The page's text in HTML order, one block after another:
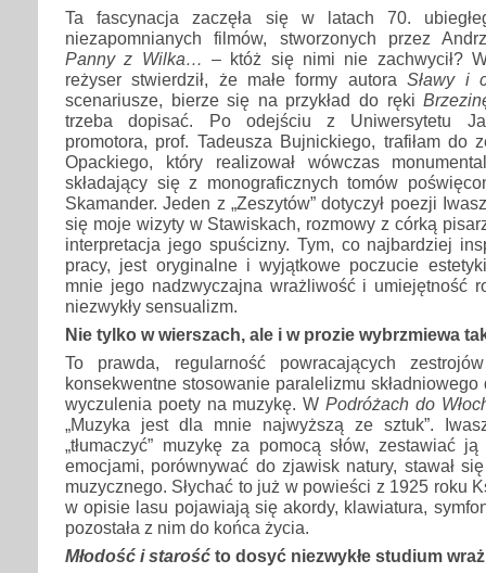
Ta fascynacja zaczęła się w latach 70.
niezapomnianych filmów, stworzonych przez
Panny z Wilka… – któż się nimi nie zachwycił?
reżyser stwierdził, że małe formy autoraSławy i
scenariusze, bierze się na przykład do ręki
trzeba dopisać. Po odejściu z Uniwersytetu
promotora, prof. Tadeusza Bujnickiego, trafiłam do
Opackiego, który realizował wówczas
składający się z monograficznych tomów
Skamander. Jeden z „Zeszytów” dotyczył poezji
się moje wizyty w Stawiskach, rozmowy z córką
interpretacja jego spuścizny. Tym, co najbardziej
pracy, jest oryginalne i wyjątkowe poczucie
mnie jego nadzwyczajna wrażliwość i umiejętność
niezwykły sensualizm.
Nie tylko w wierszach, ale i w prozie wybrzmiewa
To prawda, regularność powracających
konsekwentne stosowanie paralelizmu
wyczulenia poety na muzykę. WPodróżach do
„Muzyka jest dla mnie najwyższą ze sztuk”.
„tłumaczyć” muzykę za pomocą słów, zestawiać
emocjami, porównywać do zjawisk natury, stawał
muzycznego. Słychać to już w powieści z 1925 roku
w opisie lasu pojawiają się akordy, klawiatura,
pozostała z nim do końca życia.
Młodość i starość to dosyć niezwykłe studium